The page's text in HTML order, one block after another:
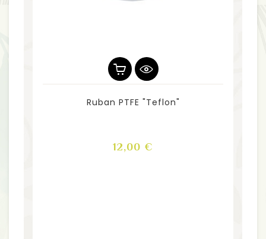
Ruban PTFE "Teflon"
12,00 €